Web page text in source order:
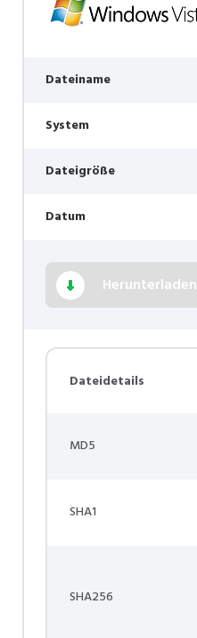
Dateiname
System
Dateigröße
Datum
Herunterladen
Dateidetails
MD5
SHA1
SHA256